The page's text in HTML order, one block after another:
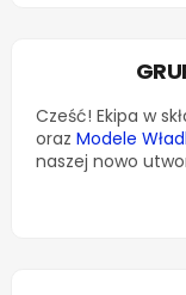
Cześć! Ekipa w
oraz Modele
naszej nowo